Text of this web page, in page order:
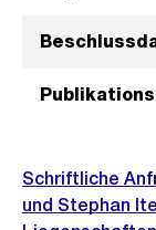
Schriftliche
und Stephan